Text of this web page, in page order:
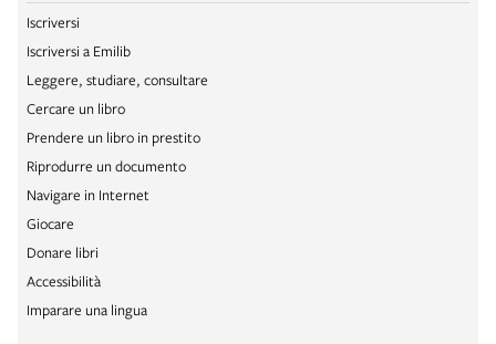
Iscriversi
Iscriversi a Emilib
Leggere, studiare, consultare
Cercare un libro
Prendere un libro in prestito
Riprodurre un documento
Navigare in Internet
Giocare
Donare libri
Accessibilità
Imparare una lingua